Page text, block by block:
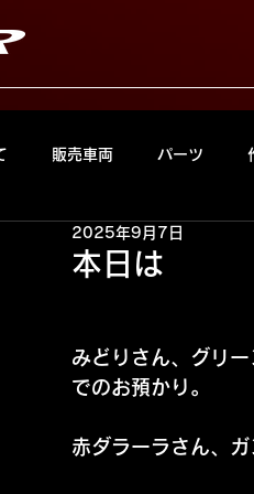
販売車両 パーツ
本日は
2025年9月7日
みどりさん、グリ
でのお預かり。
赤ダラーラさん、